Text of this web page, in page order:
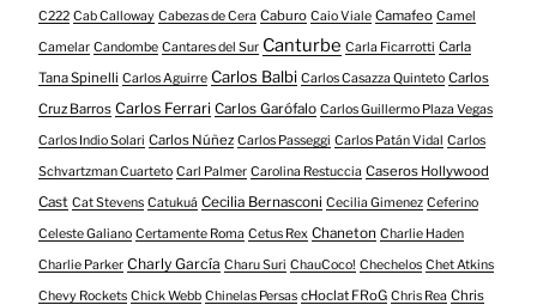
C222 Cab Calloway Cabezas de Cera Caburo Caio Viale Camafeo Camel
Camelar Candombe Cantares del Sur Canturbe Carla Ficarrotti Carla
Tana Spinelli Carlos Aguirre Carlos Balbi Carlos Casazza Quinteto Carlos
Cruz Barros Carlos Ferrari Carlos Garófalo Carlos Guillermo Plaza Vegas
Carlos Indio Solari Carlos Núñez Carlos Passeggi Carlos Patán Vidal Carlos
Schvartzman Cuarteto Carl Palmer Carolina Restuccia Caseros Hollywood
Cast Cat Stevens Catukuá Cecilia Bernasconi Cecilia Gimenez Ceferino
Celeste Galiano Certamente Roma Cetus Rex Chaneton Charlie Haden
Charlie Parker Charly García Charu Suri ChauCoco! Chechelos Chet Atkins
Chevy Rockets Chick Webb Chinelas Persas cHoclat FRoG Chris Rea Chris